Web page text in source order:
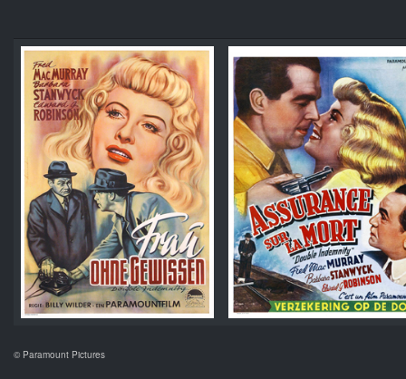
© Paramount Pictures